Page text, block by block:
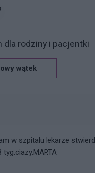
dla rodziny i pacjentki
wątek
w szpitalu lekarze